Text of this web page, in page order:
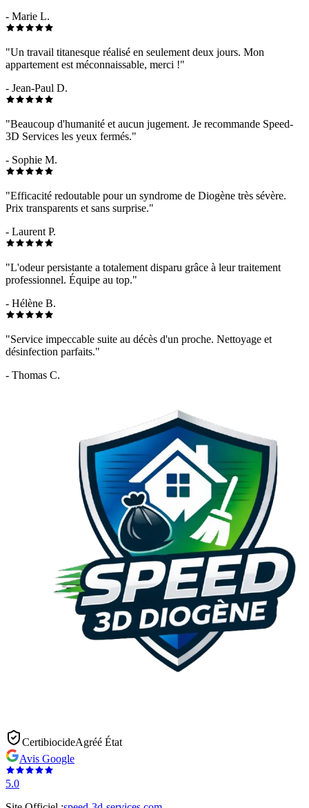
- Marie L.
"Un travail titanesque réalisé en seulement deux jours. Mon
appartement est méconnaissable, merci !"
- Jean-Paul D.
"Beaucoup d'humanité et aucun jugement. Je recommande Speed-
3D Services les yeux fermés."
- Sophie M.
"Efficacité redoutable pour un syndrome de Diogène très sévère.
Prix transparents et sans surprise."
- Laurent P.
"L'odeur persistante a totalement disparu grâce à leur traitement
professionnel. Équipe au top."
- Hélène B.
"Service impeccable suite au décès d'un proche. Nettoyage et
désinfection parfaits."
- Thomas C.
CertibiocideAgréé État
Avis Google
5.0